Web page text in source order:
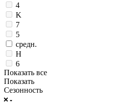
4
K
7
5
средн.
H
6
Показать все
Показать
Сезонность